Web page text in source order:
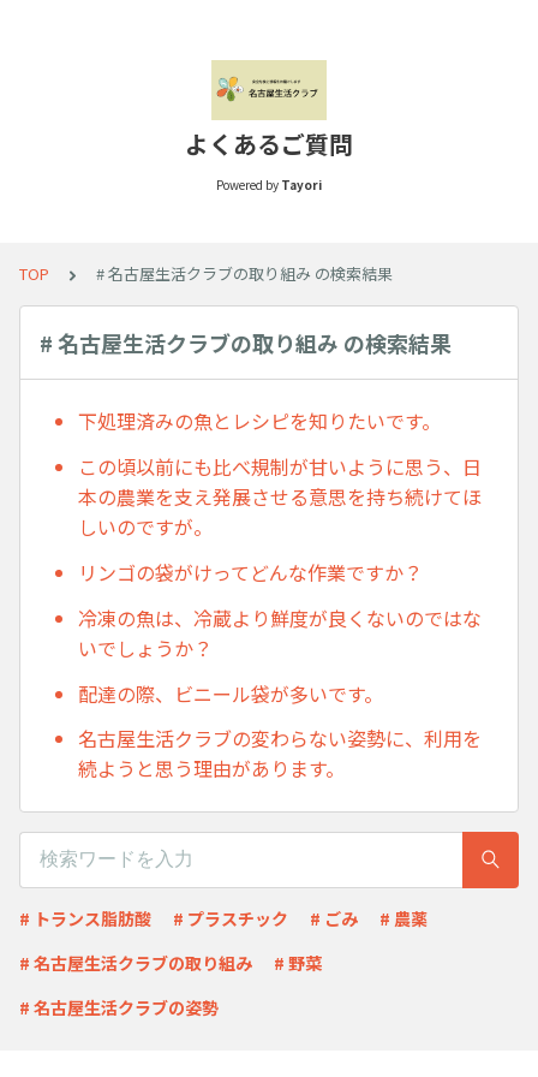
よくあるご質問
Powered by Tayori
TOP # 名古屋生活クラブの取り組み の検索結果
# 名古屋生活クラブの取り組み の検索結果
下処理済みの魚とレシピを知りたいです。
この頃以前にも比べ規制が甘いように思う、日
本の農業を支え発展させる意思を持ち続けてほ
しいのですが。
リンゴの袋がけってどんな作業ですか？
冷凍の魚は、冷蔵より鮮度が良くないのではな
いでしょうか？
配達の際、ビニール袋が多いです。
名古屋生活クラブの変わらない姿勢に、利用を
続ようと思う理由があります。
# トランス脂肪酸 # プラスチック # ごみ
# 農薬
# 名古屋生活クラブの取り組み
# 野菜
# 名古屋生活クラブの姿勢